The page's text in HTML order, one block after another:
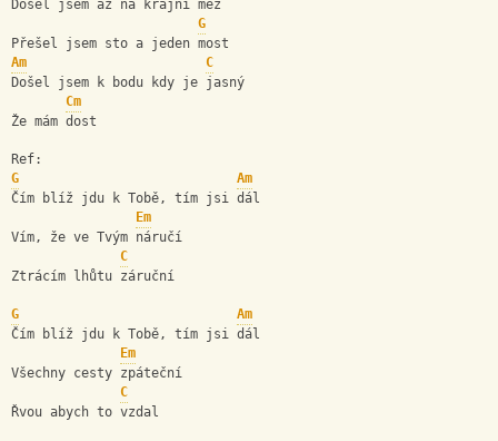
Došel jsem až na krajní mez
G
Přešel jsem sto a jeden most
Am
C
Došel jsem k bodu kdy je jasný
Cm
Že mám dost
Ref:
G
Am
Čím blíž jdu k Tobě, tím jsi dál
Em
Vím, že ve Tvým náručí
C
Ztrácím lhůtu záruční
G
Am
Čím blíž jdu k Tobě, tím jsi dál
Em
Všechny cesty zpáteční
C
Řvou abych to vzdal